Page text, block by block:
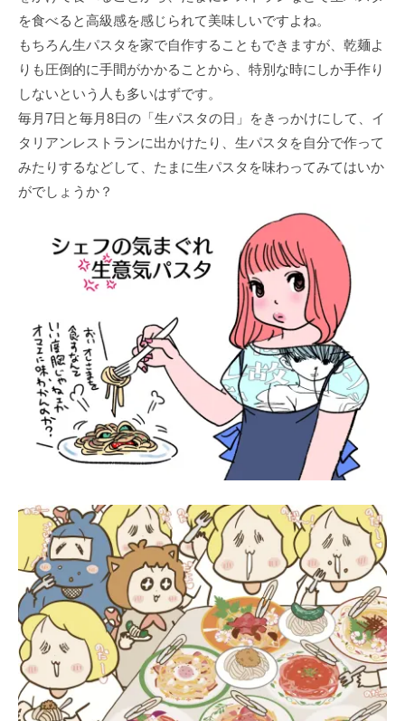
を食べると高級感を感じられて美味しいですよね。
もちろん生パスタを家で自作することもできますが、乾麺よ
りも圧倒的に手間がかかることから、特別な時にしか手作り
しないという人も多いはずです。
毎月7日と毎月8日の「生パスタの日」をきっかけにして、イ
タリアンレストランに出かけたり、生パスタを自分で作って
みたりするなどして、たまに生パスタを味わってみてはいか
がでしょうか？